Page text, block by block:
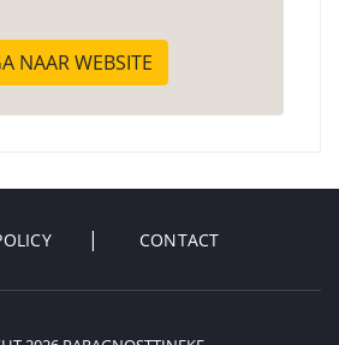
NAAR WEBSITE
CONTACT